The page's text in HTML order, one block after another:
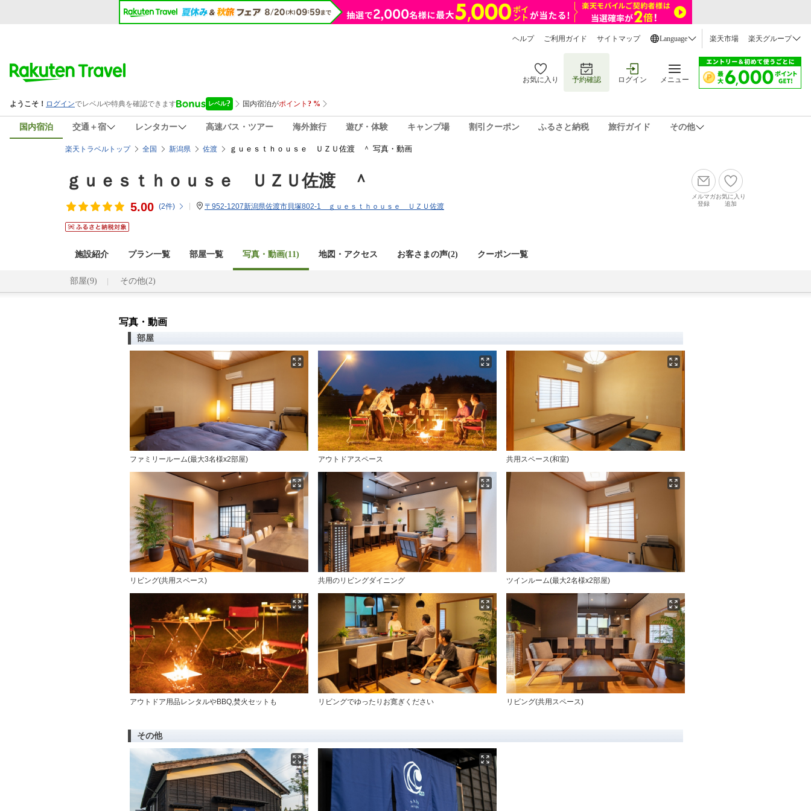
ヘルプ ご利用ガイド サイトマップ Language 楽天市場 楽天グループ
お気に入り 予約確認 ログイン メニュー
国内宿泊 交通＋宿 レンタカー 高速バス・ツアー 海外旅行 遊び・体験 キャンプ場 割引クーポン ふるさと納税 旅行ガイド その他
楽天トラベルトップ 全国 新潟県 佐渡 ｇｕｅｓｔｈｏｕｓｅ ＵＺＵ佐渡 ＾ 写真・動画
ｇｕｅｓｔｈｏｕｓｅ ＵＺＵ佐渡 ＾
5.00 (2件) 〒952-1207新潟県佐渡市貝塚802-1 ｇｕｅｓｔｈｏｕｓｅ ＵＺＵ佐渡
メルマガ
登録
お気に入り
追加
施設紹介 プラン一覧 部屋一覧 写真・動画(11) 地図・アクセス お客さまの声(2) クーポン一覧
部屋(9) その他(2)
写真・動画
部屋
ファミリールーム(最大3名様x2部屋) アウトドアスペース 共用スペース(和室)
リビング(共用スペース) 共用のリビングダイニング ツインルーム(最大2名様x2部屋)
アウトドア用品レンタルやBBQ,焚火セットも リビングでゆったりお寛ぎください リビング(共用スペース)
その他